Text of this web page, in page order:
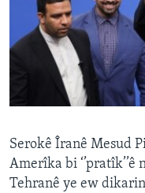
CÎHAN
ÇAND Û HUNER
SERNIVÎS
Learning English
FOLLOW US
Serokê Îranê Mesud
Amerîka bi
Tehranê ye ew